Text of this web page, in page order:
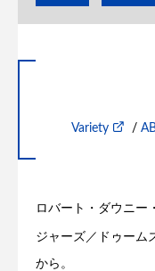
Variety /
ロバート・ダウニー
ジャーズ／ドゥーム
から。